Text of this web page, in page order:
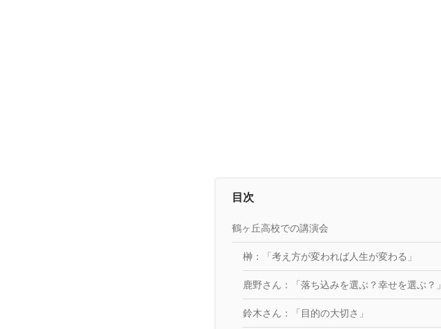
目次
鶴ヶ丘高校での講演会
榊：「考え方が変われば人生が変わる」
鹿野さん：「落ち込みを選ぶ？幸せを選ぶ？」
鈴木さん：「目的の大切さ」